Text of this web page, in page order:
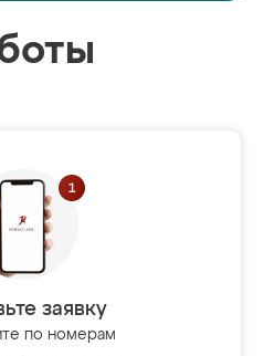
заявку
по номерам